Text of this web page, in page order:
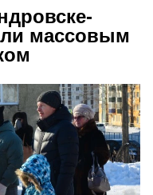
массовым